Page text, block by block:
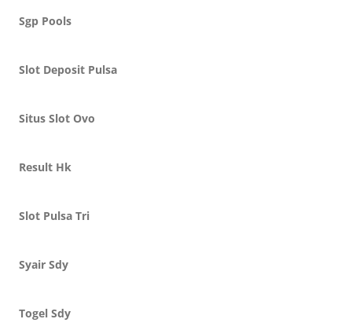
Sgp Pools
Slot Deposit Pulsa
Situs Slot Ovo
Result Hk
Slot Pulsa Tri
Syair Sdy
Togel Sdy